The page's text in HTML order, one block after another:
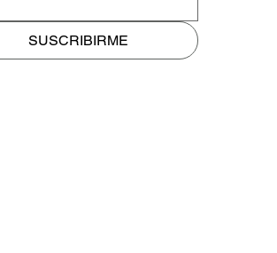
SUSCRIBIRME